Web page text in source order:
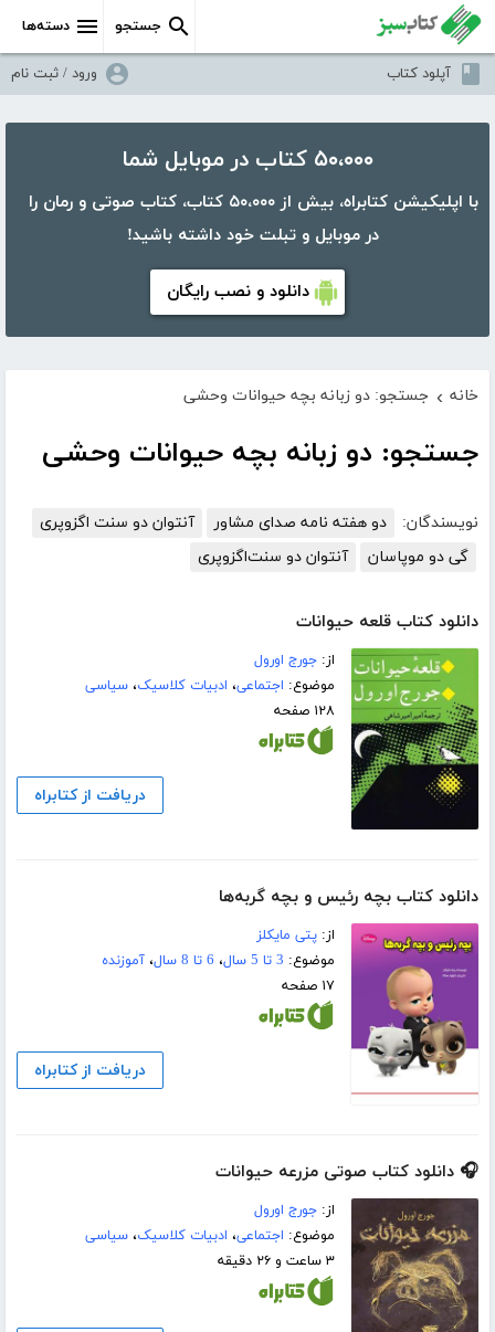
دسته‌ها جستجو
آپلود کتاب ورود / ثبت نام
۵۰،۰۰۰ کتاب در موبایل شما
با اپلیکیشن کتابراه، بیش از ۵۰،۰۰۰ کتاب، کتاب صوتی و رمان را
در موبایل و تبلت خود داشته باشید!
دانلود و نصب رایگان
خانه › جستجو: دو زبانه بچه حیوانات وحشی
جستجو: دو زبانه بچه حیوانات وحشی
نویسندگان: دو هفته نامه صدای مشاور
آنتوان دو سنت اگزوپری
گی دو موپاسان
آنتوان دو سنت‌اگزوپری
دانلود کتاب قلعه حیوانات
از:جورج اورول
موضوع: اجتماعی، ادبیات کلاسیک،سیاسی
۱۲۸ صفحه
دریافت از کتابراه
دانلود کتاب بچه رئیس و بچه گربه‌ها
از:پتی مایکلز
موضوع: 3 تا 5 سال ، 6 تا 8 سال ،آموزنده
۱۷ صفحه
دریافت از کتابراه
🎧 دانلود کتاب صوتی مزرعه حیوانات
از:جورج اورول
موضوع: اجتماعی، ادبیات کلاسیک،سیاسی
۳ ساعت و ۲۶ دقیقه